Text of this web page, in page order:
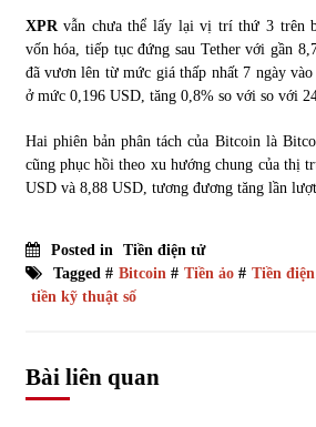
XPRvẫn chưa thể lấy lại vị trí thứ 3 trên
vốn hóa, tiếp tục đứng sau Tether với gần
đã vươn lên từ mức giá thấp nhất 7 ngày
ở mức 0,196 USD, tăng 0,8% so với so với
Hai phiên bản phân tách của Bitcoin là
cũng phục hồi theo xu hướng chung của thị
USD và 8,88 USD, tương đương tăng lần
Posted in
Tiền điện tử
Tagged # Bitcoin # Tiền ảo# Tiền
tiền kỹ thuật số
Bài liên quan